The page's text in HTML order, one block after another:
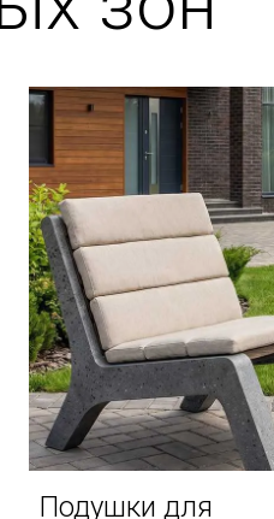
Подушки для